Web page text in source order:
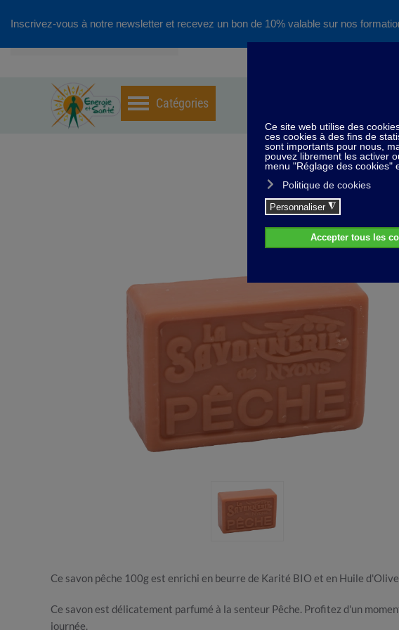
Inscrivez-vous à notre newsletter et recevez un bon de 10% valable sur nos
Home
Ce savon pêche 100g est enrichi en beurre de Karité BIO et en Huile
Ce savon est délicatement parfumé à la senteur Pêche. Profitez d'un
journée.